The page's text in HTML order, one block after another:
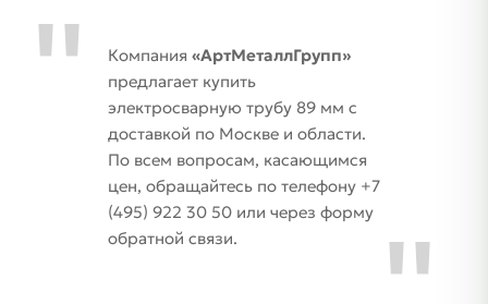
Компания «АртМеталлГрупп»
предлагает купить
электросварную трубу 89 мм с
доставкой по Москве и области.
По всем вопросам, касающимся
цен, обращайтесь по телефону +7
(495) 922 30 50 или через форму
обратной связи.